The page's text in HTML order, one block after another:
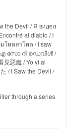
the Devil / Я видел
al diablo / I
มโหดล่าโหด / I saw
見惡魔 / Yo vi al
/
through a series